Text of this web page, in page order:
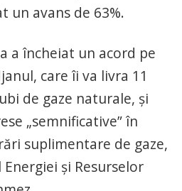
un avans de 63%.
a încheiat un acord pe
care îi va livra 11
de gaze naturale, şi
„semnificative” în
suplimentare de gaze,
şi Resurselor